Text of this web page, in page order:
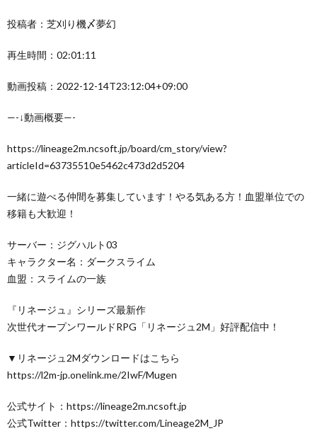
投稿者：芝刈り機〆夢幻
再生時間：02:01:11
動画投稿：2022-12-14T23:12:04+09:00
—-↓動画概要—-
https://lineage2m.ncsoft.jp/board/cm_story/view?
articleId=63735510e5462c473d2d5204
一緒に遊べる仲間を募集しています！やる気ある方！血盟単位での
移籍も大歓迎！
サーバー：ジグハルト03
キャラクター名：ダークスライム
血盟：スライムの一族
『リネージュ』シリーズ最新作
次世代オープンワールドRPG「リネージュ2M」好評配信中！
▼リネージュ2Mダウンロードはこちら
https://l2m-jp.onelink.me/2IwF/Mugen
公式サイト：https://lineage2m.ncsoft.jp
公式Twitter：https://twitter.com/Lineage2M_JP